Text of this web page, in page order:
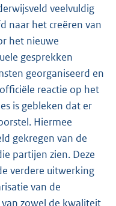
veelvuldig
naar het creëren van
het nieuwe
gesprekken
georganiseerd en
reactie op het
is gebleken dat er
Hiermee
gekregen van de
partijen zien. Deze
verdere uitwerking
van de
zowel de kwaliteit